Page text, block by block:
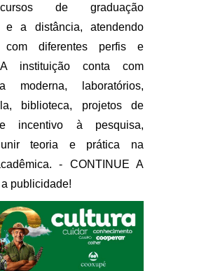
de graduação
e a distância, atendendo
com diferentes perfis e
instituição conta com
moderna, laboratórios,
biblioteca, projetos de
incentivo à pesquisa,
unir teoria e prática na
- CONTINUE A
publicidade!